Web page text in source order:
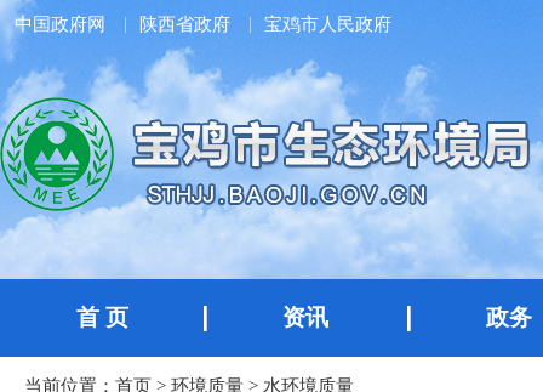
中国政府网 陕西省政府 宝鸡市人民政府
首 页 资讯 政务
当前位置： 首页 > 环境质量 > 水环境质量